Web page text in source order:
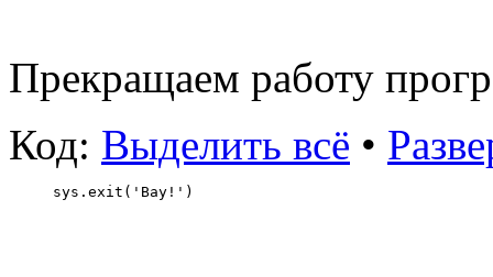
Прекращаем работу
Код: Выделить всё •
sys.exit('Bay!')